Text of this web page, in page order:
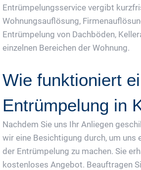
Entrümpelungsservice vergibt
Wohnungsauflösung,
Entrümpelung von Dachböden,
einzelnen Bereichen der Wohnung.
Wie funktioniert
Entrümpelung in
Nachdem Sie uns Ihr Anliegen
wir eine Besichtigung durch, um uns
der Entrümpelung zu machen. Sie
kostenloses Angebot. Beauftragen